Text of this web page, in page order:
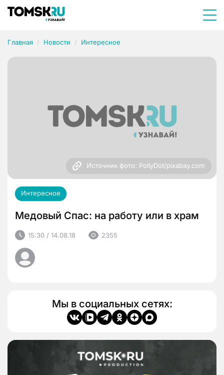
Главная Новости Интересное
Источник фото: PollyDot/pixabay.com
Интересное
Медовый Спас: на работу или в храм
15:30 / 14.08.18 2355
Мы в социальных сетях: